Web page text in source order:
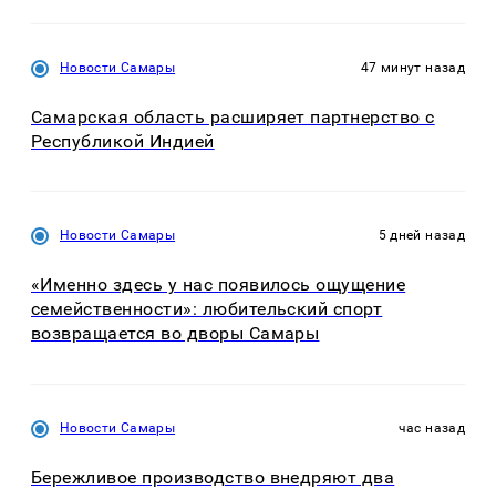
Новости Самары 47 минут назад
Самарская область расширяет партнерство с
Республикой Индией
Новости Самары 5 дней назад
«Именно здесь у нас появилось ощущение
семейственности»: любительский спорт
возвращается во дворы Самары
Новости Самары час назад
Бережливое производство внедряют два